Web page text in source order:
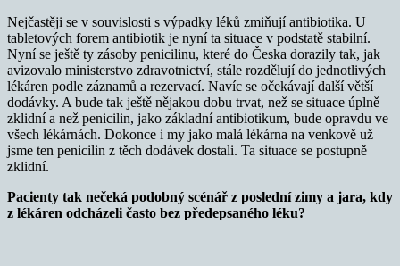
Nejčastěji se v souvislosti s výpadky léků zmiňují antibiotika. U
tabletových forem antibiotik je nyní ta situace v podstatě stabilní.
Nyní se ještě ty zásoby penicilinu, které do Česka dorazily tak, jak
avizovalo ministerstvo zdravotnictví, stále rozdělují do jednotlivých
lékáren podle záznamů a rezervací. Navíc se očekávají další větší
dodávky. A bude tak ještě nějakou dobu trvat, než se situace úplně
zklidní a než penicilin, jako základní antibiotikum, bude opravdu ve
všech lékárnách. Dokonce i my jako malá lékárna na venkově už
jsme ten penicilin z těch dodávek dostali. Ta situace se postupně
zklidní.
Pacienty tak nečeká podobný scénář z poslední zimy a jara, kdy
z lékáren odcházeli často bez předepsaného léku?